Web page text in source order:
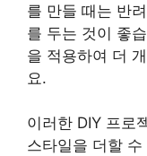
를 만들 때는 반
를 두는 것이 좋
을 적용하여 더
요.
이러한 DIY 프로
스타일을 더할